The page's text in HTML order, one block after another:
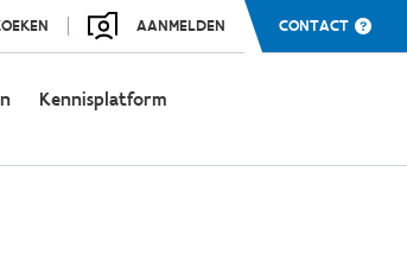
AANMELDEN CONTACT
Kennisplatform